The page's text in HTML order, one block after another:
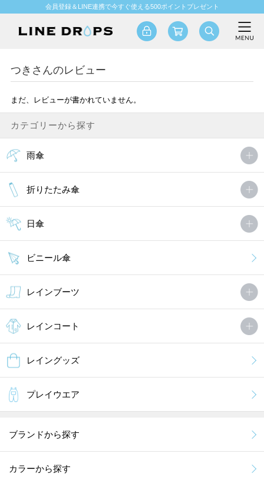
会員登録＆LINE連携で今すぐ使える500ポイントプレゼント
つきさんのレビュー
まだ、レビューが書かれていません。
カテゴリーから探す
雨傘
折りたたみ傘
日傘
ビニール傘
レインブーツ
レインコート
レイングッズ
プレイウエア
ブランドから探す
カラーから探す